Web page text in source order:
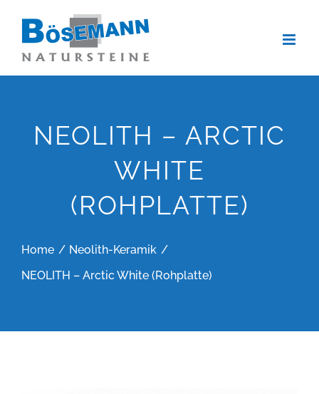
springen
NEOLITH – ARCTIC
WHITE
(ROHPLATTE)
Home
Neolith-Keramik
NEOLITH – Arctic White (Rohplatte)